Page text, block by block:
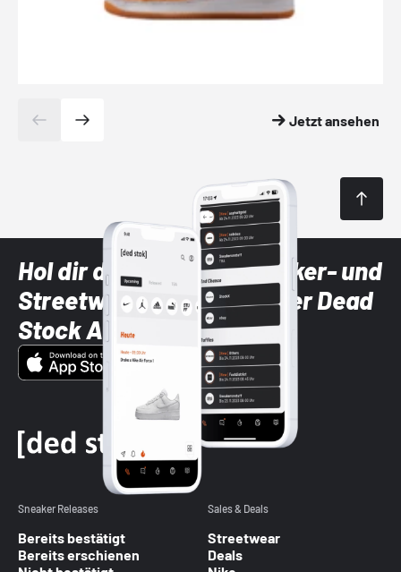
Jetzt ansehen
Hol dir die neuesten Sneaker- und
Streetwear-Brands mit der Dead
Stock App
Sneaker Releases
Bereits bestätigt
Bereits erschienen
Sales & Deals
Streetwear
Deals